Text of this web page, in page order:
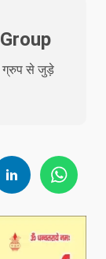
ग्रुप से जुड़े